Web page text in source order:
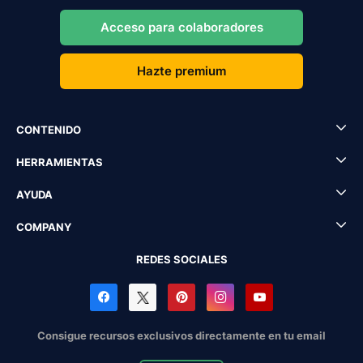
Acceso para colaboradores
Hazte premium
CONTENIDO
HERRAMIENTAS
AYUDA
COMPANY
REDES SOCIALES
Consigue recursos exclusivos directamente en tu email